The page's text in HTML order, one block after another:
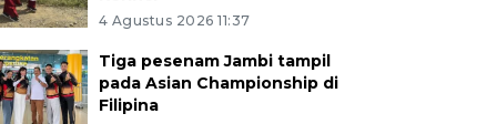
4 Agustus 2026 11:37
Tiga pesenam Jambi tampil
pada Asian Championship di
Filipina